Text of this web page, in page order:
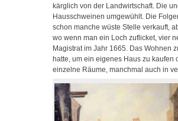
kärglich von der Landwirtschaft. Die
Hausschweinen umgewühlt. Die
schon manche wüste Stelle verkauft,
wo wenn man ein Loch zuflicket, vier
Magistrat im Jahr 1665. Das Wohnen
hatte, um ein eigenes Haus zu
einzelne Räume, manchmal auch in